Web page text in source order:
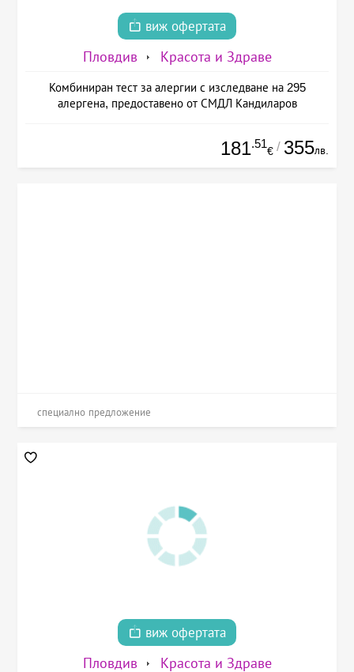
виж офертата
Пловдив Красота и Здраве
Комбиниран тест за алергии с изследване на 295
алергена, предоставено от СМДЛ Кандиларов
181.51
€ / 355лв.
специално предложение
виж офертата
Пловдив Красота и Здраве